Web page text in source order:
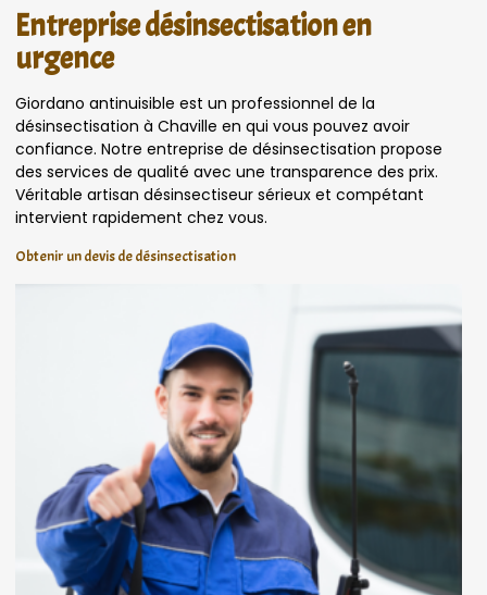
Entreprise désinsectisation en
urgence
Giordano antinuisible est un professionnel de la
désinsectisation à Chaville en qui vous pouvez avoir
confiance. Notre entreprise de désinsectisation propose
des services de qualité avec une transparence des prix.
Véritable artisan désinsectiseur sérieux et compétant
intervient rapidement chez vous.
Obtenir un devis de désinsectisation